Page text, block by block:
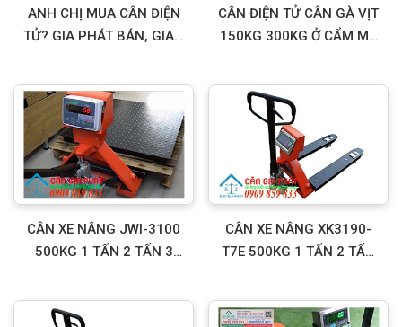
ANH CHỊ MUA CÂN ĐIỆN
TỬ? GIA PHÁT BÁN, GIAO
NƠI!
CÂN ĐIỆN TỬ CÂN GÀ VỊT
150KG 300KG Ở CẨM MỸ
CÂN XE NÂNG JWI-3100
500KG 1 TẤN 2 TẤN 3
CÂN XE NÂNG XK3190-
T7E 500KG 1 TẤN 2 TẤN